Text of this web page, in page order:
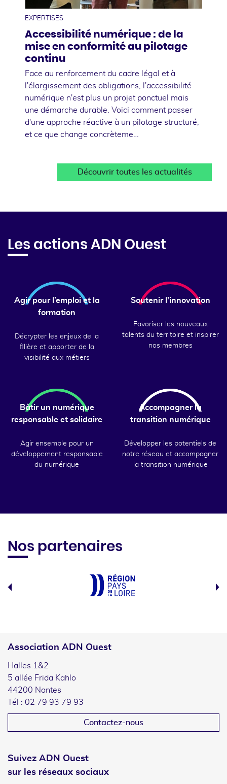
EXPERTISES
Accessibilité numérique : de la
mise en conformité au pilotage
continu
Face au renforcement du cadre légal et à
l'élargissement des obligations, l'accessibilité
numérique n'est plus un projet ponctuel mais
une démarche durable. Voici comment passer
d'une approche réactive à un pilotage structuré,
et ce que change concrèteme…
Découvrir toutes les actualités
Les actions ADN Ouest
Agir pour l’emploi et la
formation
Décrypter les enjeux de la
filière et apporter de la
visibilité aux métiers
Soutenir l'innovation
Favoriser les nouveaux
talents du territoire et inspirer
nos membres
Bâtir un numérique
responsable et solidaire
Agir ensemble pour un
développement responsable
du numérique
Accompagner la
transition numérique
Développer les potentiels de
notre réseau et accompagner
la transition numérique
Nos partenaires
Association ADN Ouest
Halles 1&2
5 allée Frida Kahlo
44200 Nantes
Tél : 02 79 93 79 93
Contactez-nous
Suivez ADN Ouest
sur les réseaux sociaux